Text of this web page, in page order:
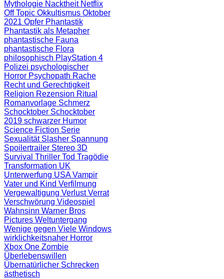
Mythologie Nacktheit Netflix
Off Topic Okkultismus Oktober
2021 Opfer Phantastik
Phantastik als Metapher
phantastische Fauna
phantastische Flora
philosophisch PlayStation 4
Polizei psychologischer
Horror Psychopath Rache
Recht und Gerechtigkeit
Religion Rezension Ritual
Romanvorlage Schmerz
Schocktober Schocktober
2019 schwarzer Humor
Science Fiction Serie
Sexualität Slasher Spannung
Spoilertrailer Stereo 3D
Survival Thriller Tod Tragödie
Transformation UK
Unterwerfung USAVampir
Vater und Kind Verfilmung
Vergewaltigung VerlustVerrat
Verschwörung Videospiel
Wahnsinn Warner Bros
Pictures Weltuntergang
Wenige gegen Viele Windows
wirklichkeitsnaher Horror
Xbox One Zombie
Überlebenswillen
Übernatürlicher Schrecken
ästhetisch